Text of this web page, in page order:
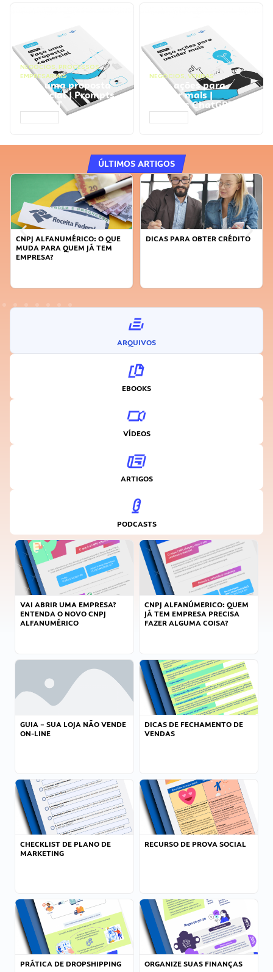
NEGÓCIOS, PROCESSOS
EMPRESARIAIS
Faça uma proposta
comercial | Prompts
ChatGPT
NEGÓCIOS, VENDAS
Faça ações para
vender mais |
Prompts ChatGPT
ÚLTIMOS ARTIGOS
DICAS PARA OBTER CRÉDITO
FAÇA A DIFERENÇA: SEJA
ARQUIVOS
EBOOKS
VÍDEOS
ARTIGOS
PODCASTS
VAI ABRIR UMA EMPRESA?
ENTENDA O NOVO CNPJ
ALFANUMÉRICO
CNPJ ALFANÚMERICO: QUEM
JÁ TEM EMPRESA PRECISA
FAZER ALGUMA COISA?
GUIA – SUA LOJA NÃO VENDE
ON-LINE
DICAS DE FECHAMENTO DE
VENDAS
CHECKLIST DE PLANO DE
MARKETING
RECURSO DE PROVA SOCIAL
PRÁTICA DE DROPSHIPPING ORGANIZE SUAS FINANÇAS